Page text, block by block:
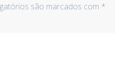
são marcados com *